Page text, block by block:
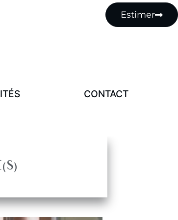
Estimer
CONTACT
Notre Histoire